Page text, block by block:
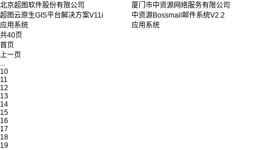
北京超图软件股份有限公司
超图云原生GIS平台解决方案V11i
应用系统
厦门市中资源网络服务有限公司
中资源Bossmail邮件系统V2.2
应用系统
共40页
首页
上一页
10
11
12
13
14
15
16
17
18
19